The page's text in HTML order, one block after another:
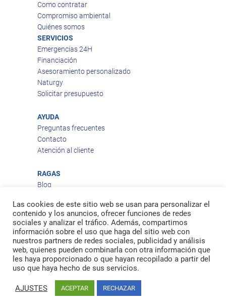
Como contratar
Compromiso ambiental
Quiénes somos
SERVICIOS
Emergencias 24H
Financiación
Asesoramiento personalizado
Naturgy
Solicitar presupuesto
AYUDA
Preguntas frecuentes
Contacto
Atención al cliente
RAGAS
Blog
Política de privacidad
Política de cookies
Política de envío
Política de devoluciones
© 2026Ragas
Las cookies de este sitio web se usan para personalizar el
contenido y los anuncios, ofrecer funciones de redes
sociales y analizar el tráfico. Además, compartimos
información sobre el uso que haga del sitio web con
nuestros partners de redes sociales, publicidad y análisis
web, quienes pueden combinarla con otra información que
les haya proporcionado o que hayan recopilado a partir del
uso que haya hecho de sus servicios.
AJUSTES ACEPTAR RECHAZAR